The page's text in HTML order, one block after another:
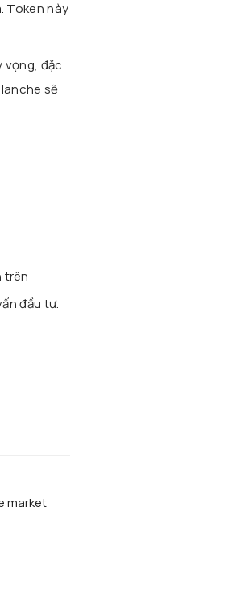
Token này
vọng, đặc
sẽ
trên
đầu tư.
market